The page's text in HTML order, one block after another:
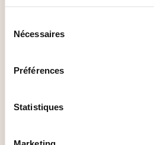
Nécessaires
Préférences
Statistiques
échafaudage est exigé tous les